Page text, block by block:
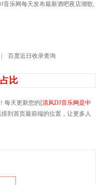
音乐网每天发布最新酒吧夜店潮歌,
百度近日收录查询
比
每天更新您的[清风DJ音乐网是中
到首页最前端的位置，让更多人